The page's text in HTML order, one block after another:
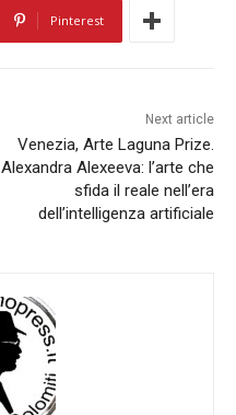
Pinterest
Next article
Venezia, Arte Laguna Prize.
Alexandra Alexeeva: l’arte che
sfida il reale nell’era
dell’intelligenza artificiale